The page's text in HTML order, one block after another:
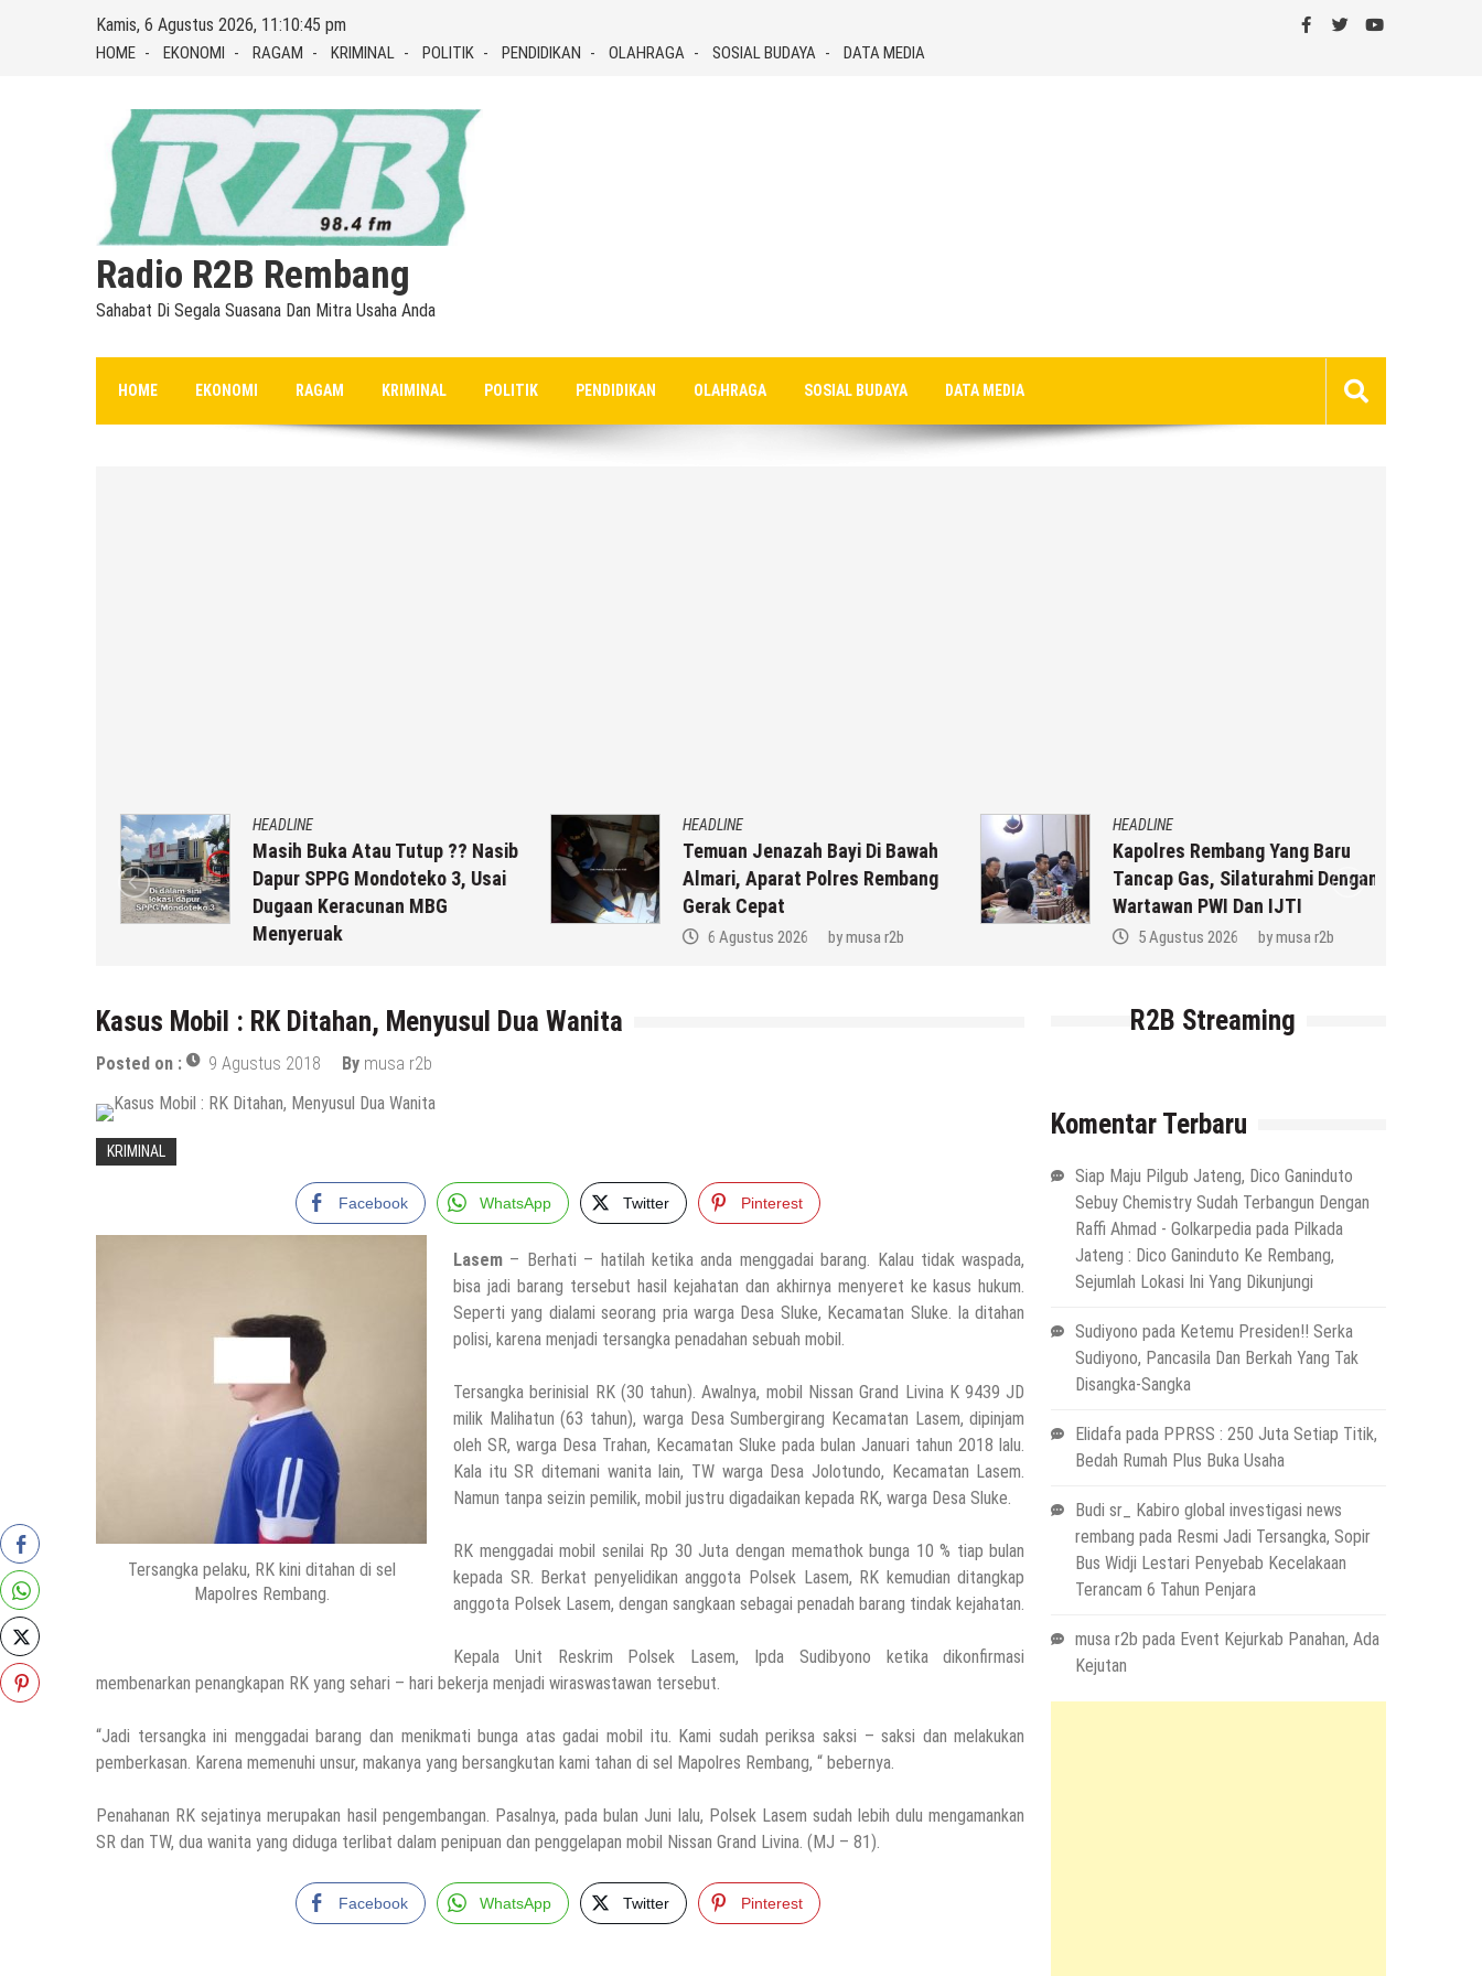
Kamis, 6 Agustus 2026, 11:10:46 pm
HOME EKONOMI RAGAM KRIMINAL POLITIK PENDIDIKAN OLAHRAGA SOSIAL BUDAYA DATA MEDIA
Radio R2B Rembang
Sahabat Di Segala Suasana Dan Mitra Usaha Anda
HOME EKONOMI RAGAM KRIMINAL POLITIK PENDIDIKAN OLAHRAGA SOSIAL BUDAYA DATA MEDIA
HEADLINE
Masih Buka Atau Tutup ?? Nasib
Dapur SPPG Mondoteko 3, Usai
Dugaan Keracunan MBG
Menyeruak
HEADLINE
Temuan Jenazah Bayi Di Bawah
Almari, Aparat Polres Rembang
Gerak Cepat
6 Agustus 2026 bymusa r2b
HEADLINE
Kapolres Rembang Yang Baru
Tancap Gas, Silaturahmi Dengan
Wartawan PWI Dan IJTI
5 Agustus 2026 bymusa r2b
Kasus Mobil : RK Ditahan, Menyusul Dua Wanita
Posted on : 9 Agustus 2018 By musa r2b
KRIMINAL
Facebook WhatsApp Twitter Pinterest
Tersangka pelaku, RK kini ditahan di sel
Mapolres Rembang.
Lasem – Berhati – hatilah ketika anda menggadai barang. Kalau tidak waspada,
bisa jadi barang tersebut hasil kejahatan dan akhirnya menyeret ke kasus hukum.
Seperti yang dialami seorang pria warga Desa Sluke, Kecamatan Sluke. Ia ditahan
polisi, karena menjadi tersangka penadahan sebuah mobil.
Tersangka berinisial RK (30 tahun). Awalnya, mobil Nissan Grand Livina K 9439 JD
milik Malihatun (63 tahun), warga Desa Sumbergirang Kecamatan Lasem, dipinjam
oleh SR, warga Desa Trahan, Kecamatan Sluke pada bulan Januari tahun 2018 lalu.
Kala itu SR ditemani wanita lain, TW warga Desa Jolotundo, Kecamatan Lasem.
Namun tanpa seizin pemilik, mobil justru digadaikan kepada RK, warga Desa Sluke.
RK menggadai mobil senilai Rp 30 Juta dengan memathok bunga 10 % tiap bulan
kepada SR. Berkat penyelidikan anggota Polsek Lasem, RK kemudian ditangkap
anggota Polsek Lasem, dengan sangkaan sebagai penadah barang tindak kejahatan.
Kepala Unit Reskrim Polsek Lasem, Ipda Sudibyono ketika dikonfirmasi
membenarkan penangkapan RK yang sehari – hari bekerja menjadi wiraswastawan tersebut.
“Jadi tersangka ini menggadai barang dan menikmati bunga atas gadai mobil itu. Kami sudah periksa saksi – saksi dan melakukan
pemberkasan. Karena memenuhi unsur, makanya yang bersangkutan kami tahan di sel Mapolres Rembang, “ bebernya.
Penahanan RK sejatinya merupakan hasil pengembangan. Pasalnya, pada bulan Juni lalu, Polsek Lasem sudah lebih dulu mengamankan
SR dan TW, dua wanita yang diduga terlibat dalam penipuan dan penggelapan mobil Nissan Grand Livina. (MJ – 81).
Facebook WhatsApp Twitter Pinterest
R2B Streaming
Komentar Terbaru
Siap Maju Pilgub Jateng, Dico Ganinduto
Sebuy Chemistry Sudah Terbangun Dengan
Raffi Ahmad - Golkarpediapada Pilkada
Jateng : Dico Ganinduto Ke Rembang,
Sejumlah Lokasi Ini Yang Dikunjungi
Sudiyono pada Ketemu Presiden!! Serka
Sudiyono, Pancasila Dan Berkah Yang Tak
Disangka-Sangka
Elidafapada PPRSS : 250 Juta Setiap Titik,
Bedah Rumah Plus Buka Usaha
Budi sr_ Kabiro global investigasi news
rembang pada Resmi Jadi Tersangka, Sopir
Bus Widji Lestari Penyebab Kecelakaan
Terancam 6 Tahun Penjara
musa r2b pada Event Kejurkab Panahan, Ada
Kejutan